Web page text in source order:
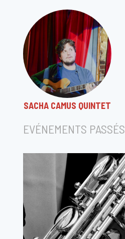
SACHA CAMUS QUINTET
EVÉNEMENTS PASSÉS